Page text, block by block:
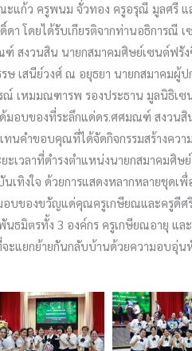
ะแก้ว ครูพนม จั่วทอง ครูอรุณี มูลศรี แ
า โดยได้รับเกียรติจากท่านอธิการณี
ฑ์ สงวนสิน นายกสมาคมศิษย์เซนต์ฟรั
เสนีย์วงศ์ ณ อยุธยา นายกสมาคมผู้ป
เหมมณฑารพ รองประธาน มูลนิธิเซ
มอบของที่ระลึกแด่ดร.ศศมณฑ์ สงวน
นคำขอบคุณที่ได้จัดกิจกรรมสร้างควา
ะเวลาที่ดำรงตำแหน่งนายกสมาคมศิษ
นเทิงใจ ด้วยการแสดงหลากหลายชุดเ
บของขวัญแด่คุณครูเกษียณและครูดีศ
ธมิตรทั้ง 3 องค์กร ครูเกษียณอายุ แ
แยกย้ายกันกลับบ้านด้วยความอบอุ่น